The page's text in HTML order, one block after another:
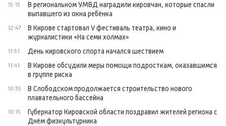
15:15
В региональном УМВД наградили кировчан, которые спасли
выпавшего из окна ребёнка
12:47
В Кирове стартовал V фестиваль театра, кино и
журналистики «На семи холмах»
11:51 День кировского спорта начался шествием
11:41
В Кирове обсудили меры помощи подросткам, оказавшимся
в группе риска
10:35
В Слободском продолжается строительство нового
плавательного бассейна
10:15
Губернатор Кировской области поздравил жителей региона с
Днём физкультурника